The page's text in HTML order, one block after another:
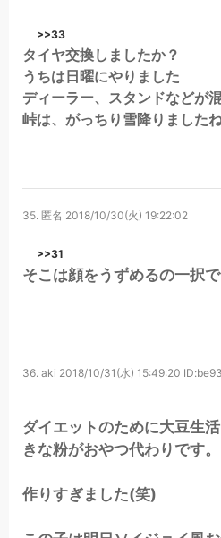
>>33
タイヤ交換しましたか？
うちは日曜にやりました
ディーラー、スタンドなどが
峠は、がっちり雪降りました
35. 匿名 2018/10/30(火) 19:22:02
>>31
そこは顔をうずめるの一択で
36. aki 2018/10/31(水) 15:49:20
ダイエットのために大豆生活
きな粉がおやつ代わりです。
作りすぎました(笑)